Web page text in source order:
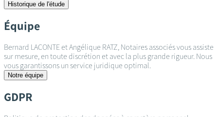
Historique de l'étude
Équipe
Bernard LACONTE et Angélique RATZ, Notaires associés vous assiste
sur mesure, en toute discrétion et avec la plus grande rigueur. Nous
vous garantissons un service juridique optimal.
Notre équipe
GDPR